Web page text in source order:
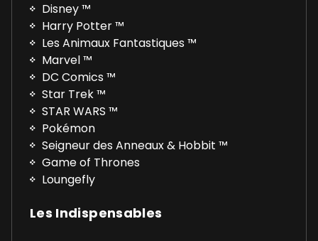
Disney ™
Harry Potter ™
Les Animaux Fantastiques ™
Marvel ™
DC Comics ™
Star Trek ™
STAR WARS ™
Pokémon
Seigneur des Anneaux & Hobbit ™
Game of Thrones
Loungefly
Les Indispensables